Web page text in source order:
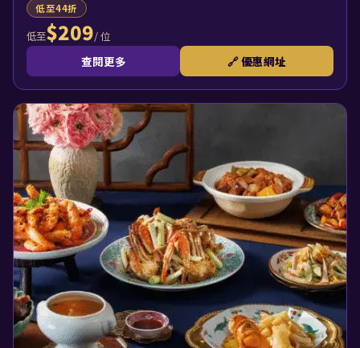
低至44折
低至$209/ 位
查閱更多 🔗 優惠網址